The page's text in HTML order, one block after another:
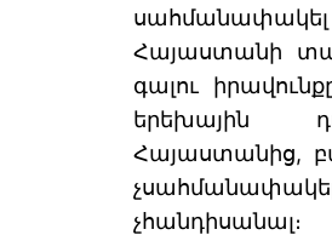
Հայաստանի
գալու
երեխային
Հայաստանից,
չհանդիսանալ։